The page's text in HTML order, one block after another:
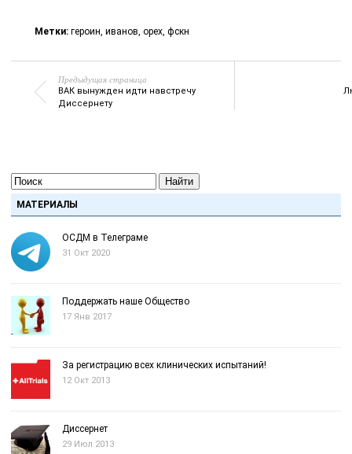
Метки: героин, иванов, орех, фскн
Предыдущая страница
ВАК вынужден идти навстречу
Диссернету
Найти
МАТЕРИАЛЫ
ОСДМ в Телеграме
31 Окт 2020
Поддержать наше Общество
17 Янв 2017
За регистрацию всех клинических испытаний!
12 Окт 2013
Диссернет
29 Июл 2013